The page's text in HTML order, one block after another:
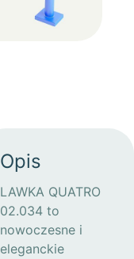
Opis
LAWKA QUATRO
02.034 to
nowoczesne i
eleganckie